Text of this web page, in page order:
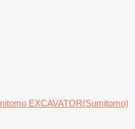
EXCAVATOR(Sumitomo)